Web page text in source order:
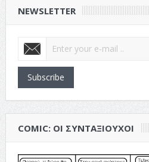
NEWSLETTER
Subscribe
COMIC: ΟΙ ΣΥΝΤΑΞΙΟΎΧΟΙ